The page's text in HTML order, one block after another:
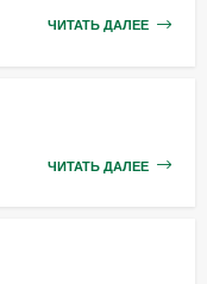
ЧИТАТЬ ДАЛЕЕ
ЧИТАТЬ ДАЛЕЕ